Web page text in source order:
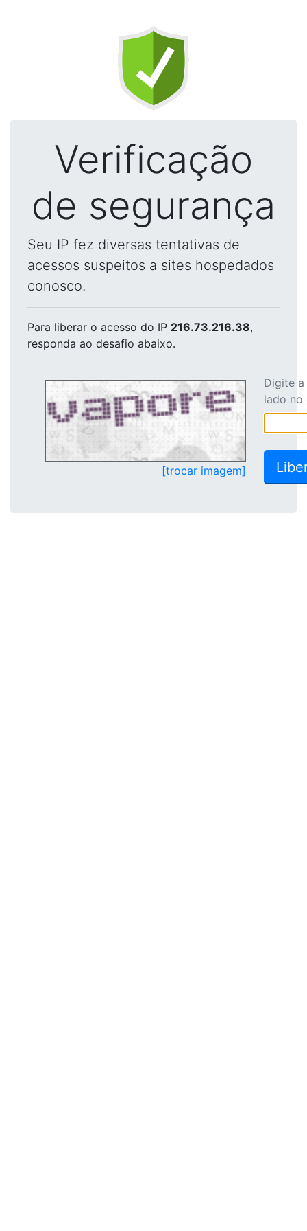
Verificação
de segurança
Seu IP fez diversas tentativas de
acessos suspeitos a sites hospedados
conosco.
Para liberar o acesso do IP 216.73.216.38,
responda ao desafio abaixo.
[trocar imagem]
Digite
lado no